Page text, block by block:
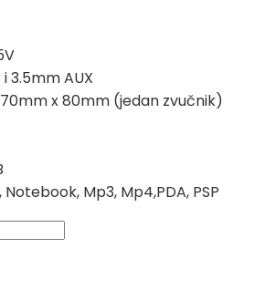
3.5mm AUX
x 80mm (jedan zvučnik)
Mp3, Mp4,PDA, PSP